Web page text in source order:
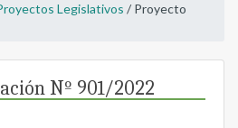
Legislativos / Proyecto
Nº 901/2022